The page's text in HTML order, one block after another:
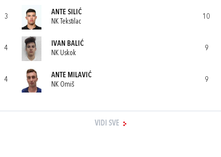
3
ANTE SILIĆ
NK Tekstilac
10
4
IVAN BALIĆ
NK Uskok
9
4
ANTE MILAVIĆ
NK Omiš
9
VIDI SVE